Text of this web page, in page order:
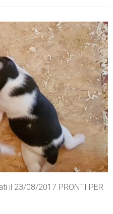
il 23/08/2017 PRONTI PER